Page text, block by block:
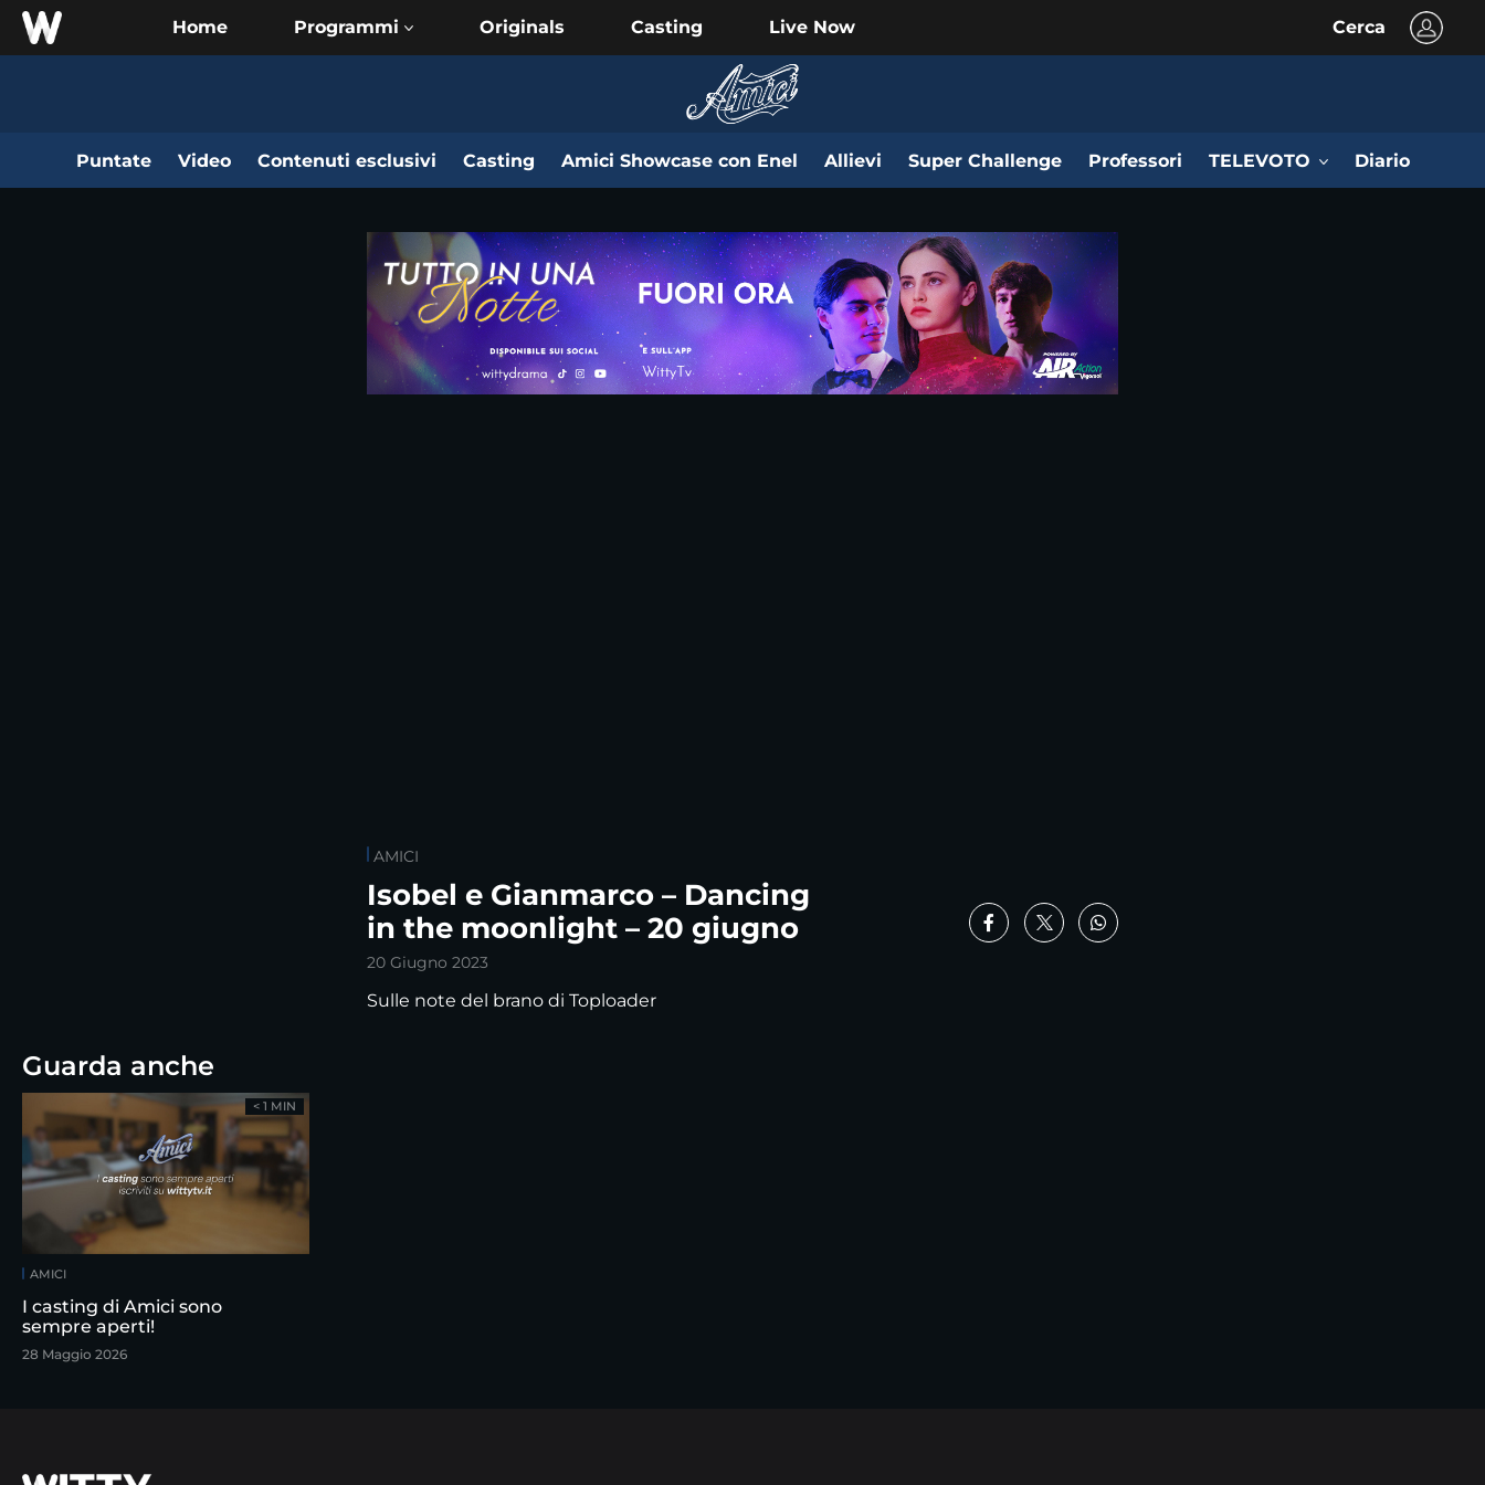
Home Originals Casting Live Now Cerca
Puntate Video Contenuti esclusivi Casting Amici Showcase con Enel Allievi Super Challenge Professori TELEVOTO Diario
AMICI
Isobel e Gianmarco – Dancing
in the moonlight – 20 giugno
20 Giugno 2023
Sulle note del brano di Toploader
Guarda anche
AMICI
I casting di Amici sono
sempre aperti!
28 Maggio 2026
< 1 MIN